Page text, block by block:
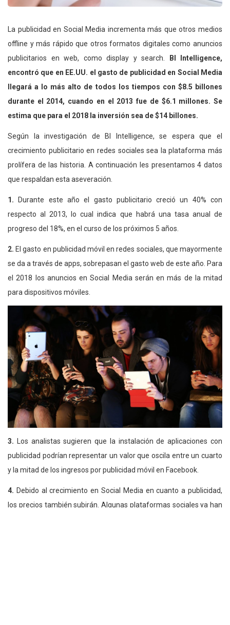
La publicidad en Social Media incrementa más que otros medios
offline y más rápido que otros formatos digitales como anuncios
publicitarios en web, como display y search. BI Intelligence,
encontró que en EE.UU. el gasto de publicidad en Social Media
llegará a lo más alto de todos los tiempos con $8.5 billones
durante el 2014, cuando en el 2013 fue de $6.1 millones. Se
estima que para el 2018 la inversión sea de $14 billones.
Según la investigación de BI Intelligence, se espera que el
crecimiento publicitario en redes sociales sea la plataforma más
prolífera de las historia. A continuación les presentamos 4 datos
que respaldan esta aseveración.
1. Durante este año el gasto publicitario creció un 40% con
respecto al 2013, lo cual indica que habrá una tasa anual de
progreso del 18%, en el curso de los próximos 5 años.
2. El gasto en publicidad móvil en redes sociales, que mayormente
se da a través de apps, sobrepasan el gasto web de este año. Para
el 2018 los anuncios en Social Media serán en más de la mitad
para dispositivos móviles.
3. Los analistas sugieren que la instalación de aplicaciones con
publicidad podrían representar un valor que oscila entre un cuarto
y la mitad de los ingresos por publicidad móvil en Facebook.
4. Debido al crecimiento en Social Media en cuanto a publicidad,
los precios también subirán. Algunas plataformas sociales ya han